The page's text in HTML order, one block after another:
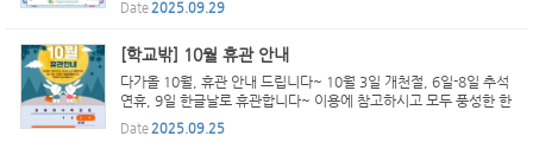
의 홍보물 확인해주시고, 문의사항은 언제든 063)273-138...
Date2025.09.29
[학교밖] 10월 휴관 안내
다가올 10월, 휴관 안내 드립니다~ 10월 3일 개천절, 6일-8일 추석
연휴, 9일 한글날로 휴관합니다~ 이용에 참고하시고 모두 풍성한 한
Date2025.09.25